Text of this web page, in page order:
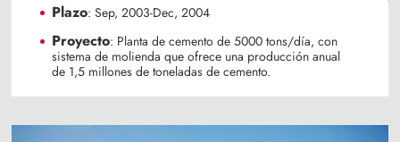
Plazo: Sep, 2003-Dec, 2004
Proyecto: Planta de cemento de 5000 tons/día, con
sistema de molienda que ofrece una producción anual
de 1,5 millones de toneladas de cemento.